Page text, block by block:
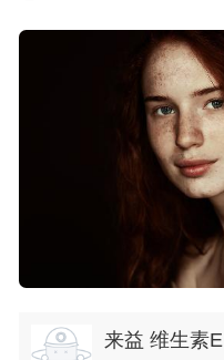
来益 维生素E